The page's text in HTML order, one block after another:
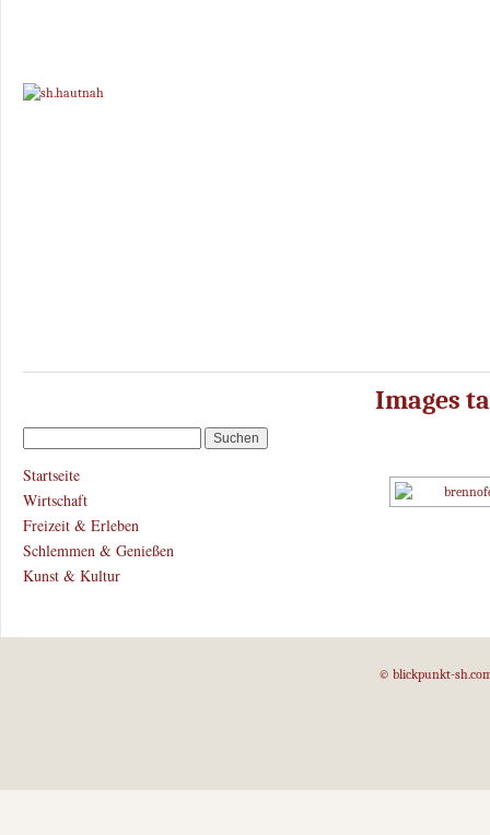
Images
Startseite
Wirtschaft
Freizeit & Erleben
Schlemmen & Genießen
Kunst & Kultur
© blickpunkt-